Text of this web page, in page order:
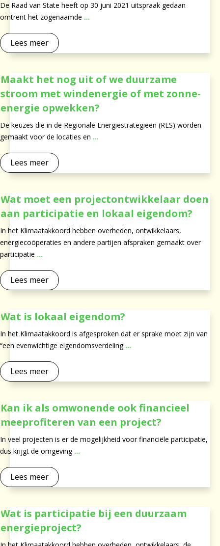
De Raad van State heeft op 30 juni 2021 uitspraak gedaan
omtrent het zogenaamde ...
Lees meer
Maakt het nog uit of we duurzame
stroom met windenergie of met zonne-
energie opwekken?
De keuzes die in de Regionale Energiestrategieën (RES) worden
gemaakt voor de locaties en ...
Lees meer
Wat moet een projectontwikkelaar doen
aan participatie en lokaal eigendom?
In het Klimaatakkoord hebben overheden, ontwikkelaars,
energiecoöperaties en andere partijen afspraken gemaakt over
participatie ...
Lees meer
Wat is lokaal eigendom?
In het Klimaatakkoord is afgesproken dat er sprake moet zijn van
“een evenwichtige eigendomsverdeling ...
Lees meer
Kan ik als omwonende ook financieel
meeprofiteren van een project?
In veel projecten is er de mogelijkheid voor financiële participatie,
dus krijgt de omgeving ...
Lees meer
Wat is participatie bij een duurzaam
energieproject?